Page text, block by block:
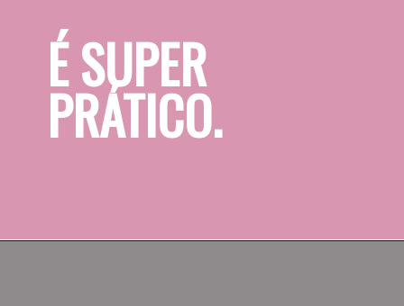
É SUPER
PRÁTICO.